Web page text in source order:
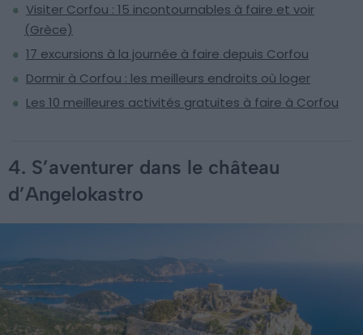
Visiter Corfou : 15 incontournables à faire et voir
(Grèce)
17 excursions à la journée à faire depuis Corfou
Dormir à Corfou : les meilleurs endroits où loger
Les 10 meilleures activités gratuites à faire à Corfou
4. S’aventurer dans le château
d’Angelokastro